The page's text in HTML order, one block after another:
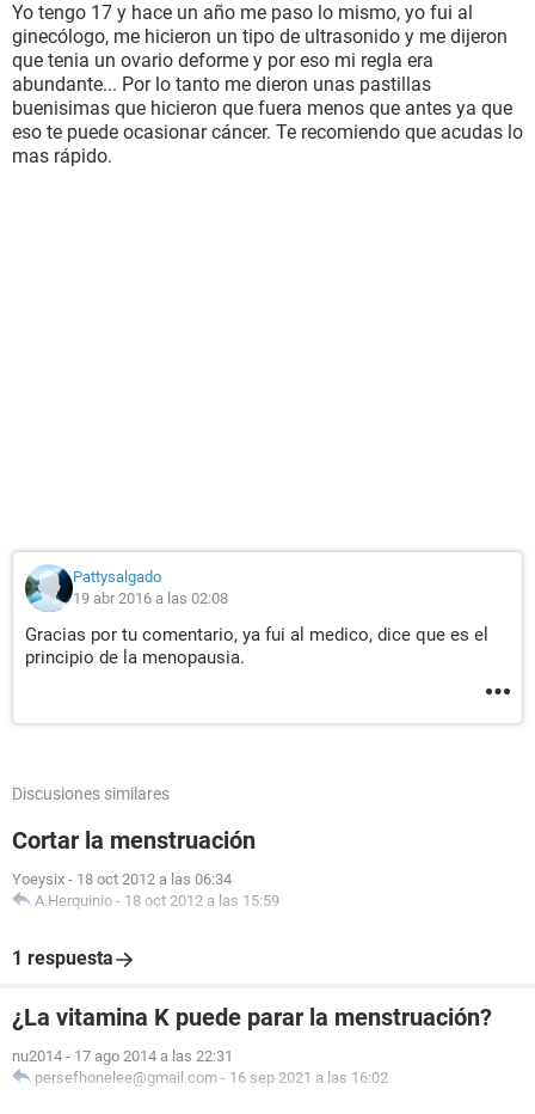
Yo tengo 17 y hace un año me paso lo mismo, yo fui al
ginecólogo, me hicieron un tipo de ultrasonido y me dijeron
que tenia un ovario deforme y por eso mi regla era
abundante... Por lo tanto me dieron unas pastillas
buenisimas que hicieron que fuera menos que antes ya que
eso te puede ocasionar cáncer. Te recomiendo que acudas lo
mas rápido.
Pattysalgado
19 abr 2016 a las 02:08
Gracias por tu comentario, ya fui al medico, dice que es el
principio de la menopausia.
Discusiones similares
Cortar la menstruación
Yoeysix - 18 oct 2012 a las 06:34
A.Herquinio - 18 oct 2012 a las 15:59
1 respuesta
¿La vitamina K puede parar la menstruación?
nu2014 - 17 ago 2014 a las 22:31
persefhonelee@gmail.com - 16 sep 2021 a las 16:02